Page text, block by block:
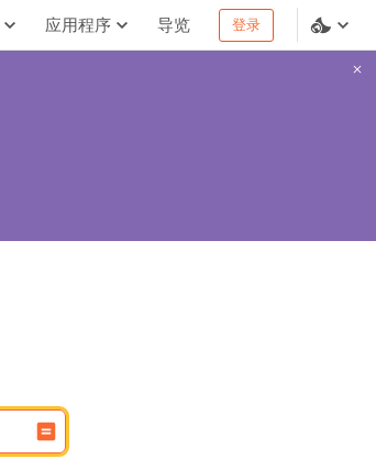
应用程序 导览 登录